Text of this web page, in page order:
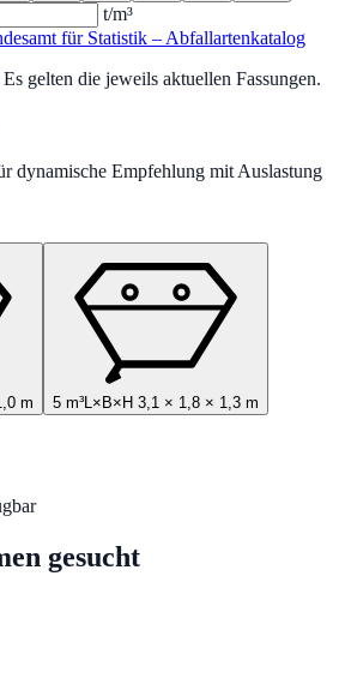
t/m³
für Statistik – Abfallartenkatalog
gelten die jeweils aktuellen Fassungen.
dynamische Empfehlung mit Auslastung
m 5 m³L×B×H 3,1 × 1,8 × 1,3 m
gesucht